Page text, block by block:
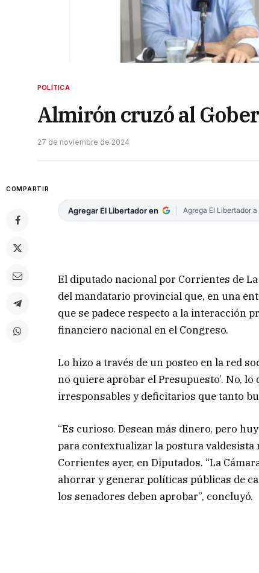
POLÍTICA
Almirón cruzó al
27 de noviembre de 2024
COMPARTIR
Agregar El Libertador en Agrega El Libertador
El diputado nacional por Corrientes de
del mandatario provincial que, en una
que se padece respecto a la interacción
financiero nacional en el Congreso.
Lo hizo a través de un posteo en la red
no quiere aprobar el Presupuesto’. No,
irresponsables y deficitarios que tanto
“Es curioso. Desean más dinero, pero
para contextualizar la postura
Corrientes ayer, en Diputados. “La
ahorrar y generar políticas públicas de
los senadores deben aprobar”, concluyó.